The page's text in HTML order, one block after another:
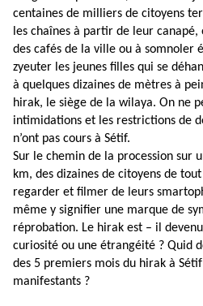
centaines de milliers de citoyens
les chaînes à partir de leur
des cafés de la ville ou à somnoler
zyeuter les jeunes filles qui se
à quelques dizaines de mètres à
hirak, le siège de la wilaya. On ne
intimidations et les restrictions de
n’ont pas cours à Sétif.
Sur le chemin de la procession sur
km, des dizaines de citoyens de
regarder et filmer de leurs
même y signifier une marque de
réprobation. Le hirak est – il
curiosité ou une étrangéité ? Quid
des 5 premiers mois du hirak à
manifestants ?